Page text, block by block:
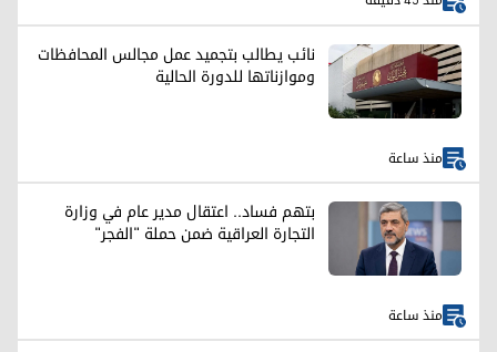
نائب يطالب بتجميد عمل مجالس المحافظات
وموازناتها للدورة الحالية
منذ ساعة
بتهم فساد.. اعتقال مدير عام في وزارة
التجارة العراقية ضمن حملة "الفجر"
منذ ساعة